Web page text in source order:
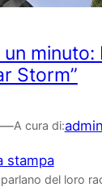
minuto:
Storm”
—A cura di:admin
stampa
del loro